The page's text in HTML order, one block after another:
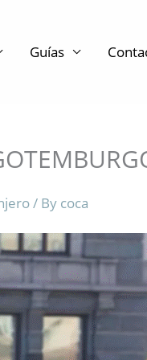
Guías
/ By coca